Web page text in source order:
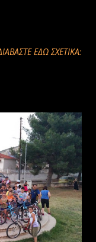
ΕΔΩ ΣΧΕΤΙΚΑ: